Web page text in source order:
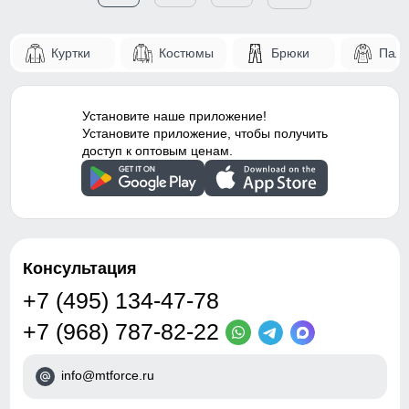
Куртки Костюмы Брюки
Установите наше приложение!
Установите приложение, чтобы получить
доступ к оптовым ценам.
Консультация
+7 (495) 134-47-78
+7 (968) 787-82-22
info@mtforce.ru